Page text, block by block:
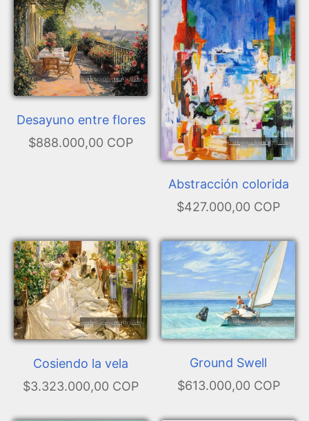
Desayuno entre flores
$888.000,00 COP
Abstracción colorida
$427.000,00 COP
Cosiendo la vela
$3.323.000,00 COP
Ground Swell
$613.000,00 COP